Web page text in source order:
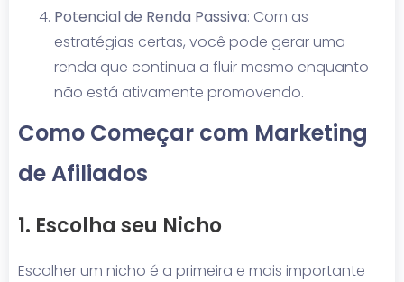
Potencial de Renda Passiva: Com as
estratégias certas, você pode gerar uma
renda que continua a fluir mesmo enquanto
não está ativamente promovendo.
Como Começar com Marketing
de Afiliados
1. Escolha seu Nicho
Escolher um nicho é a primeira e mais importante